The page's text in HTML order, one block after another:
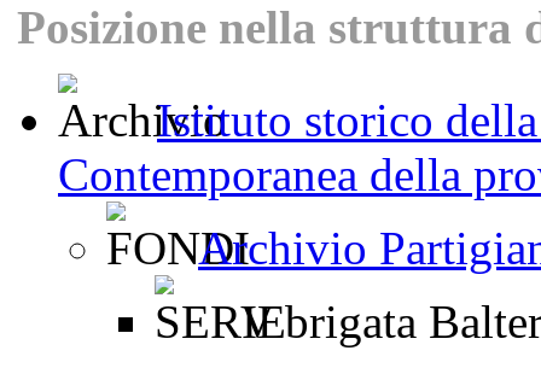
Posizione nella struttura
Istituto storico
Contemporanea della
Archivio
V brigata